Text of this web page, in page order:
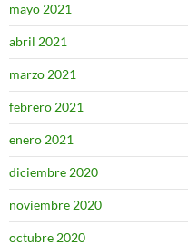
mayo 2021
abril 2021
marzo 2021
febrero 2021
enero 2021
diciembre 2020
noviembre 2020
octubre 2020